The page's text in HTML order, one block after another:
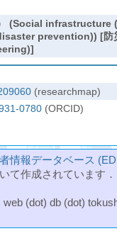
(Social infrastructure
prevention)) [防
(researchmap)
0780(ORCID)
情報データベース
て作成されています
(dot) db (dot)